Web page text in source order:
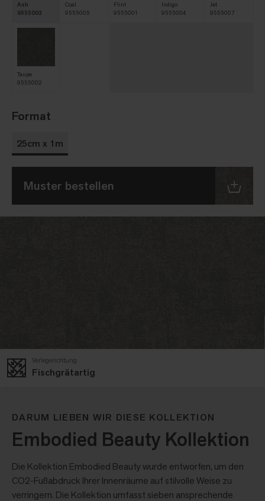
Fischgrätartig
Verlegerichtung
Ash
9555003
Coal
9555005
Flint
9555001
Indigo
9555004
Jet
9555007
Taupe
9555002
Format
25cm x 1m
Muster bestellen
DARUM LIEBEN WIR DIESE KOLLEKTION
Embodied Beauty Kollektion
Die Kollektion Embodied Beauty wurde entworfen, um den
CO2-Fußabdruck Ihrer Innenräume auf stilvolle Weise zu
verringern. Die Kollektion umfasst sieben ansprechende